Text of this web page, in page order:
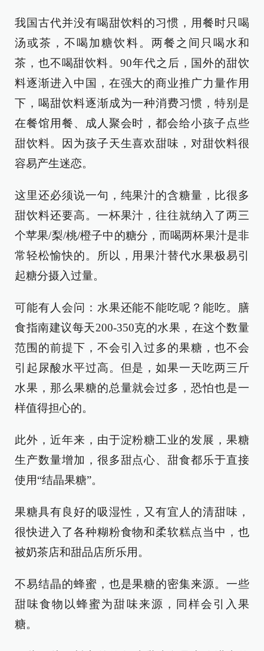
我国古代并没有喝甜饮料的习惯，用餐时只喝
汤或茶，不喝加糖饮料。两餐之间只喝水和
茶，也不喝甜饮料。90年代之后，国外的甜饮
料逐渐进入中国，在强大的商业推广力量作用
下，喝甜饮料逐渐成为一种消费习惯，特别是
在餐馆用餐、成人聚会时，都会给小孩子点些
甜饮料。因为孩子天生喜欢甜味，对甜饮料很
容易产生迷恋。
这里还必须说一句，纯果汁的含糖量，比很多
甜饮料还要高。一杯果汁，往往就纳入了两三
个苹果/梨/桃/橙子中的糖分，而喝两杯果汁是非
常轻松愉快的。所以，用果汁替代水果极易引
起糖分摄入过量。
可能有人会问：水果还能不能吃呢？能吃。膳
食指南建议每天200-350克的水果，在这个数量
范围的前提下，不会引入过多的果糖，也不会
引起尿酸水平过高。但是，如果一天吃两三斤
水果，那么果糖的总量就会过多，恐怕也是一
样值得担心的。
此外，近年来，由于淀粉糖工业的发展，果糖
生产数量增加，很多甜点心、甜食都乐于直接
使用“结晶果糖”。
果糖具有良好的吸湿性，又有宜人的清甜味，
很快进入了各种糊粉食物和柔软糕点当中，也
被奶茶店和甜品店所乐用。
不易结晶的蜂蜜，也是果糖的密集来源。一些
甜味食物以蜂蜜为甜味来源，同样会引入果
糖。